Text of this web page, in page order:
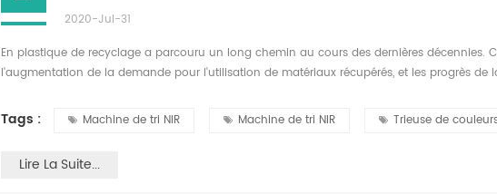
2020-Jul-31
En plastique de recyclage a parcouru un long chemin au cours des dernières décennies.
l'augmentation de la demande pour l'utilisation de matériaux récupérés, et les progrès
processus de broyage à travers la compos...
Tags : Machine de tri NIR Machine de tri NIR Trieuse de
Lire La Suite...